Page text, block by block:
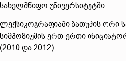
სახელმწიფო უნივერსიტეტში.
ლექსიკოგრაფიაში ბათუმის ორი
სიმპოზიუმის ერთ-ერთი
(2010 და 2012).